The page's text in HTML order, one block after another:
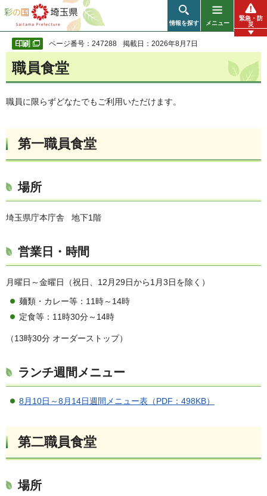
彩の国 埼玉県
情報を探す メニュー
緊急・防
災
ページ番号：247288 掲載日：2026年8月7日
職員食堂
職員に限らずどなたでもご利用いただけます。
第一職員食堂
場所
埼玉県庁本庁舎 地下1階
営業日・時間
月曜日～金曜日（祝日、12月29日から1月3日を除く）
麺類・カレー等：11時～14時
定食等：11時30分～14時
（13時30分 オーダーストップ）
ランチ週間メニュー
8月10日～8月14日週間メニュー表（PDF：498KB）
第二職員食堂
場所